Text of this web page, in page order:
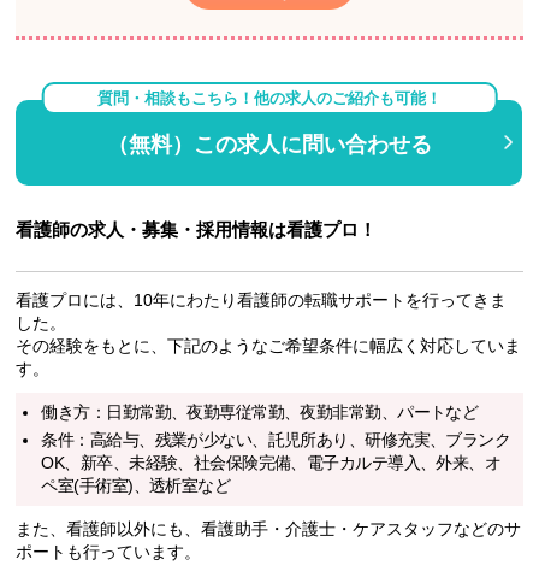
質問・相談もこちら！他の求人のご紹介も可能！
（無料）この求人に問い合わせる
看護師の求人・募集・採用情報は看護プロ！
看護プロには、10年にわたり看護師の転職サポートを行ってきま
した。
その経験をもとに、下記のようなご希望条件に幅広く対応していま
す。
働き方：日勤常勤、夜勤専従常勤、夜勤非常勤、パートなど
条件：高給与、残業が少ない、託児所あり、研修充実、ブランク
OK、新卒、未経験、社会保険完備、電子カルテ導入、外来、オ
ペ室(手術室)、透析室など
また、看護師以外にも、看護助手・介護士・ケアスタッフなどのサ
ポートも行っています。